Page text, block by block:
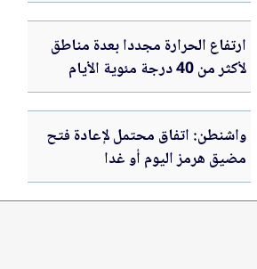
ارتفاع الحرارة مجددا بعدة مناطق
لأكثر من 40 درجة مئوية الأيام
القادمة في الأردن .. تفاصيل
واشنطن: اتفاق محتمل لإعادة فتح
مضيق هرمز اليوم أو غدا